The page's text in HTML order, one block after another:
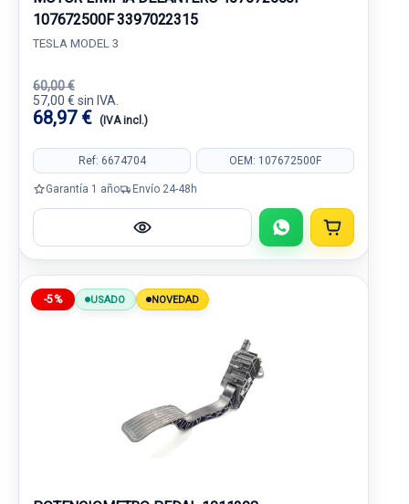
107672500F 3397022315
TESLA MODEL 3
60,00 €
57,00 € sin IVA.
68,97 € (IVA incl.)
Ref: 6674704 OEM: 107672500F
Garantía 1 año Envío 24-48h
-5% USADO NOVEDAD